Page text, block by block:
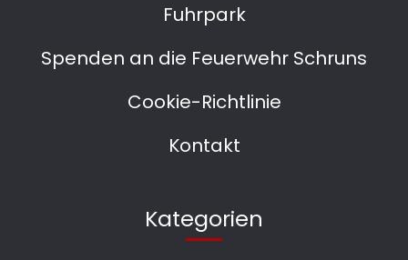
Fuhrpark
Spenden an die Feuerwehr Schruns
Cookie-Richtlinie
Kontakt
Kategorien